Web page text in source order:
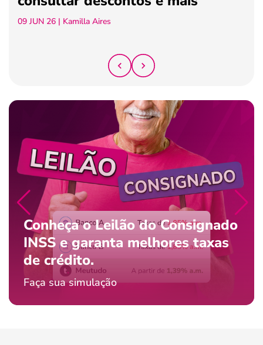
09 JUN 26 | Kamilla Aires
Conheça o Leilão do Consignado
INSS e garanta melhores taxas
de crédito.
Faça sua simulação